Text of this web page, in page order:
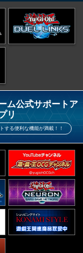
ム公式サポートア
リ
する便利な機能が満載！！